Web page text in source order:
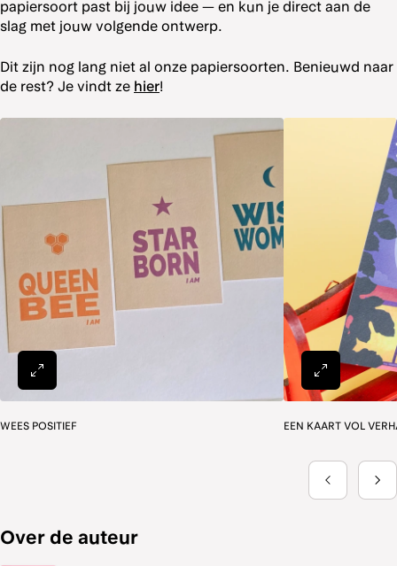
papiersoort past bij jouw idee — en kun je direct aan de
slag met jouw volgende ontwerp.
Dit zijn nog lang niet al onze papiersoorten. Benieuwd naar
de rest? Je vindt ze hier!
Over de auteur